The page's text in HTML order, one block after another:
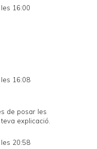
16:00
16:08
de posar les
explicació.
20:58